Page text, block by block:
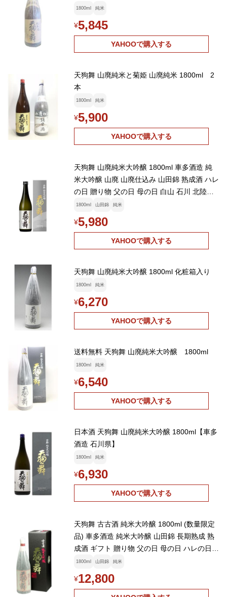
1800ml 純米
¥5,845
YAHOOで購入する
天狗舞 山廃純米と菊姫 山廃純米 1800ml 2
本
1800ml 純米
¥5,900
YAHOOで購入する
天狗舞 山廃純米大吟醸 1800ml 車多酒造 純
米大吟醸 山廃 山廃仕込み 山田錦 熟成酒 ハレ
の日 贈り物 父の日 母の日 白山 石川 北陸
【W】
1800ml 山田錦 純米
¥5,980
YAHOOで購入する
天狗舞 山廃純米大吟醸 1800ml 化粧箱入り
1800ml 純米
¥6,270
YAHOOで購入する
送料無料 天狗舞 山廃純米大吟醸 1800ml
1800ml 純米
¥6,540
YAHOOで購入する
日本酒 天狗舞 山廃純米大吟醸 1800ml【車多
酒造 石川県】
1800ml 純米
¥6,930
YAHOOで購入する
天狗舞 古古酒 純米大吟醸 1800ml (数量限定
品) 車多酒造 純米大吟醸 山田錦 長期熟成 熟
成酒 ギフト 贈り物 父の日 母の日 ハレの日
白山 石川 北陸 【W】
1800ml 山田錦 純米
¥12,800